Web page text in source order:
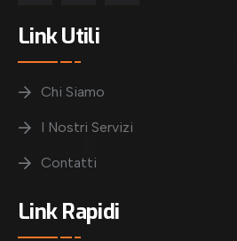
Link Utili
Chi Siamo
I Nostri Servizi
Contatti
Link Rapidi